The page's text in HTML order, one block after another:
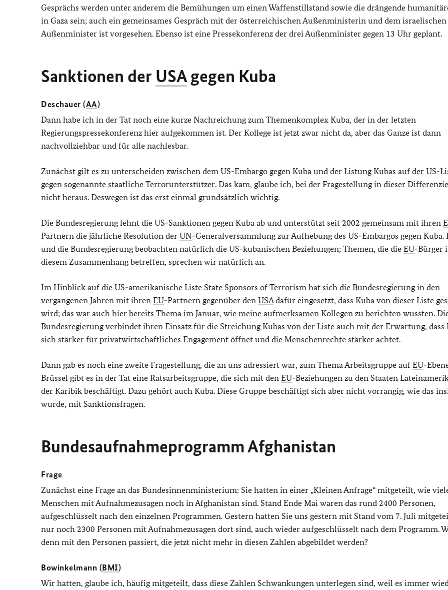
Gesprächs werden unter anderem die Bemühungen um einen Waffenstillstand sowie die drängende
in Gaza sein; auch ein gemeinsames Gespräch mit der österreichischen Außenministerin und dem israelischen
Außenminister ist vorgesehen. Ebenso ist eine Pressekonferenz der drei Außenminister gegen 13 Uhr geplant.
Sanktionen der USAgegen Kuba
Deschauer (AA)
Dann habe ich in der Tat noch eine kurze Nachreichung zum Themenkomplex Kuba, der in der letzten
Regierungspressekonferenz hier aufgekommen ist. Der Kollege ist jetzt zwar nicht da, aber das Ganze ist dann
nachvollziehbar und für alle nachlesbar.
Zunächst gilt es zu unterscheiden zwischen dem US-Embargo gegen Kuba und der Listung Kubas auf der US-
gegen sogenannte staatliche Terrorunterstützer. Das kam, glaube ich, bei der Fragestellung in dieser
nicht heraus. Deswegen ist das erst einmal grundsätzlich wichtig.
Die Bundesregierung lehnt die US-Sanktionen gegen Kuba ab und unterstützt seit 2002 gemeinsam mit ihren
Partnern die jährliche Resolution der UN-Generalversammlung zur Aufhebung des US-Embargos gegen Kuba.
und die Bundesregierung beobachten natürlich die US-kubanischen Beziehungen; Themen, die die EU-Bürger
diesem Zusammenhang betreffen, sprechen wir natürlich an.
Im Hinblick auf die US-amerikanische Liste State Sponsors of Terrorism hat sich die Bundesregierung in den
vergangenen Jahren mit ihren EU-Partnern gegenüber den USAdafür eingesetzt, dass Kuba von dieser Liste
wird; das war auch hier bereits Thema im Januar, wie meine aufmerksamen Kollegen zu berichten wussten.
Bundesregierung verbindet ihren Einsatz für die Streichung Kubas von der Liste auch mit der Erwartung, dass
sich stärker für privatwirtschaftliches Engagement öffnet und die Menschenrechte stärker achtet.
Dann gab es noch eine zweite Fragestellung, die an uns adressiert war, zum Thema Arbeitsgruppe auf EU-
Brüssel gibt es in der Tat eine Ratsarbeitsgruppe, die sich mit den EU-Beziehungen zu den Staaten
der Karibik beschäftigt. Dazu gehört auch Kuba. Diese Gruppe beschäftigt sich aber nicht vorrangig, wie das
wurde, mit Sanktionsfragen.
Bundesaufnahmeprogramm Afghanistan
Frage
Zunächst eine Frage an das Bundesinnenministerium: Sie hatten in einer „Kleinen Anfrage“ mitgeteilt, wie
Menschen mit Aufnahmezusagen noch in Afghanistan sind. Stand Ende Mai waren das rund 2400 Personen,
aufgeschlüsselt nach den einzelnen Programmen. Gestern hatten Sie uns gestern mit Stand vom 7. Juli
nur noch 2300 Personen mit Aufnahmezusagen dort sind, auch wieder aufgeschlüsselt nach dem Programm.
denn mit den Personen passiert, die jetzt nicht mehr in diesen Zahlen abgebildet werden?
Bowinkelmann (BMI)
Wir hatten, glaube ich, häufig mitgeteilt, dass diese Zahlen Schwankungen unterlegen sind, weil es immer